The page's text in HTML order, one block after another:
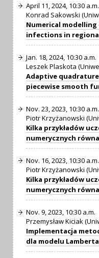
April 11, 2024, 10:30 a.m.
Konrad Sakowski
Numerical
infections in
Jan. 18, 2024, 10:30 a.m.
Leszek Plaskota
Adaptive
piecewise smooth
Nov. 23, 2023, 10:30 a.m.
Piotr Krzyżanowski
Kilka przykładów
numerycznych
Nov. 16, 2023, 10:30 a.m.
Piotr Krzyżanowski
Kilka przykładów
numerycznych
Nov. 9, 2023, 10:30 a.m.
Przemysław Kiciak
Implementacja
dla modelu